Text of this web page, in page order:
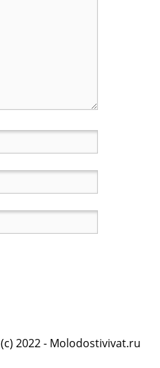
(c) 2022 - Molodostivivat.ru